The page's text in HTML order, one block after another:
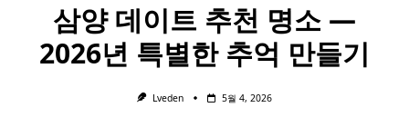
삼양 데이트 추천 명소 —
2026년 특별한 추억 만들기
Lveden 5월 4, 2026